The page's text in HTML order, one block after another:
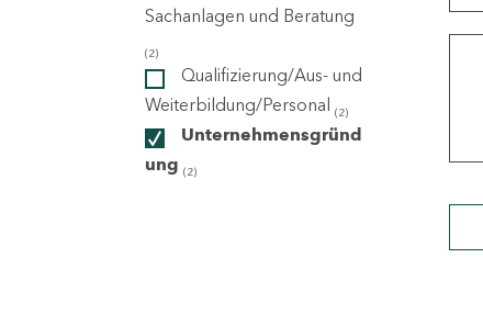
Sachanlagen und Beratung
(2)
Qualifizierung/Aus- und
Weiterbildung/Personal (2)
Unternehmensgründ
ung (2)